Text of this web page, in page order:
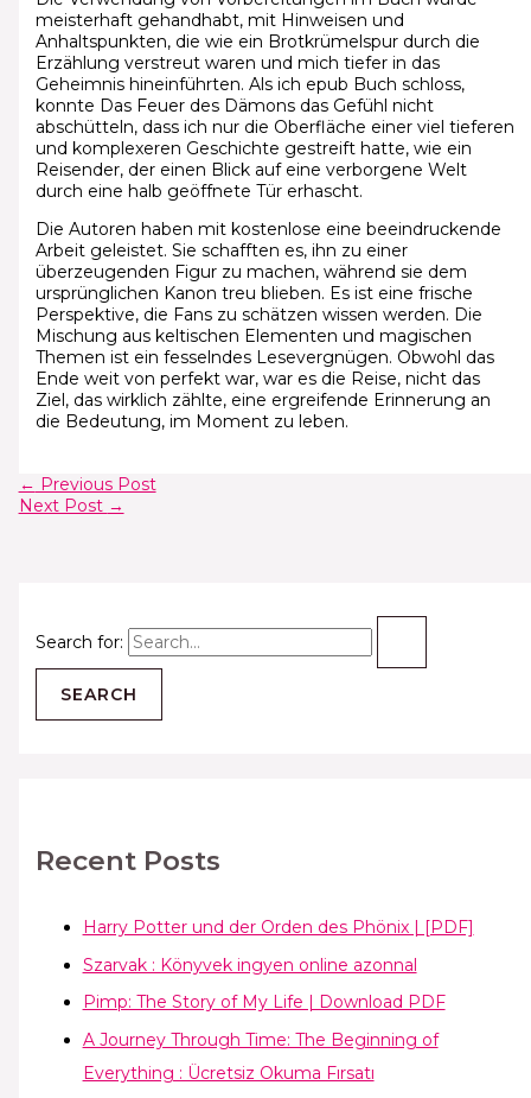
Search for:
Recent Posts
Harry Potter und der Orden des Phönix | [PDF]
Szarvak : Könyvek ingyen online azonnal
Pimp: The Story of My Life | Download PDF
A Journey Through Time: The Beginning of
Everything : Ücretsiz Okuma Fırsatı
meisterhaft gehandhabt, mit Hinweisen und
Anhaltspunkten, die wie ein Brotkrümelspur durch die
Erzählung verstreut waren und mich tiefer in das
Geheimnis hineinführten. Als ich epub Buch schloss,
konnte Das Feuer des Dämons das Gefühl nicht
abschütteln, dass ich nur die Oberfläche einer viel tieferen
und komplexeren Geschichte gestreift hatte, wie ein
Reisender, der einen Blick auf eine verborgene Welt
durch eine halb geöffnete Tür erhascht.
Die Autoren haben mit kostenlose eine beeindruckende
Arbeit geleistet. Sie schafften es, ihn zu einer
überzeugenden Figur zu machen, während sie dem
ursprünglichen Kanon treu blieben. Es ist eine frische
Perspektive, die Fans zu schätzen wissen werden. Die
Mischung aus keltischen Elementen und magischen
Themen ist ein fesselndes Lesevergnügen. Obwohl das
Ende weit von perfekt war, war es die Reise, nicht das
Ziel, das wirklich zählte, eine ergreifende Erinnerung an
die Bedeutung, im Moment zu leben.
← Previous Post
Next Post →